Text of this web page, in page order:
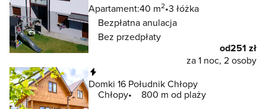
Apartament:40 m2 3 łóżka
Bezpłatna anulacja
Bez przedpłaty
od251 zł
za 1 noc, 2 osoby
Domki 16 Południk Chłopy
Chłopy
800 m od plaży